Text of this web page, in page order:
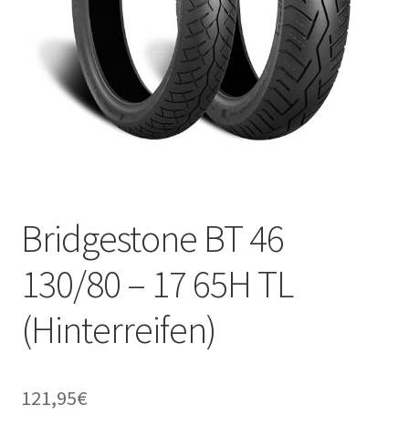
Bridgestone BT 46
130/80 – 17 65H TL
(Hinterreifen)
121,95€